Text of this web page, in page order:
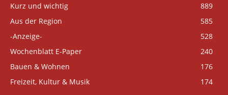
Kurz und wichtig
889
Aus der Region
585
-Anzeige-
528
Wochenblatt E-Paper
240
Bauen & Wohnen
176
Freizeit, Kultur & Musik
174